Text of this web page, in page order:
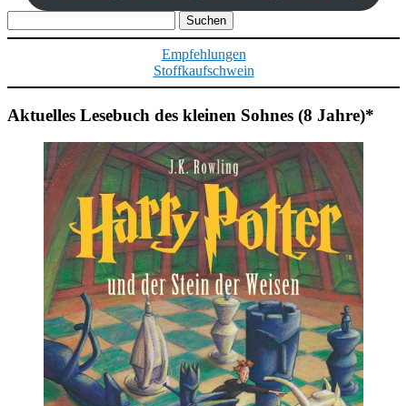
nach:
Empfehlungen
Stoffkaufschwein
Aktuelles Lesebuch des kleinen Sohnes (8 Jahre)*